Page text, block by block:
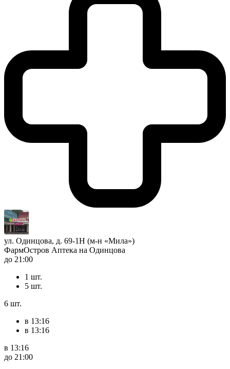
ул. Одинцова, д. 69-1Н (м-н «Мила»)
ФармОстров Аптека на Одинцова
до 21:00
1 шт.
5 шт.
6 шт.
в 13:16
в 13:16
в 13:16
до 21:00